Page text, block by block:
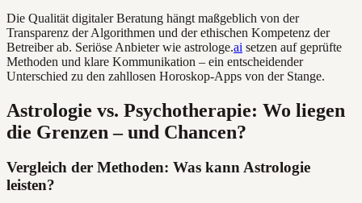
Die Qualität digitaler Beratung hängt maßgeblich von der
Transparenz der Algorithmen und der ethischen Kompetenz der
Betreiber ab. Seriöse Anbieter wie astrologe.ai setzen auf geprüfte
Methoden und klare Kommunikation – ein entscheidender
Unterschied zu den zahllosen Horoskop-Apps von der Stange.
Astrologie vs. Psychotherapie: Wo liegen
die Grenzen – und Chancen?
Vergleich der Methoden: Was kann Astrologie
leisten?